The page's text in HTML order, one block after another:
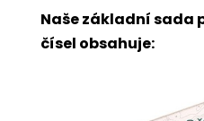
Naše základní sada
čísel obsahuje: